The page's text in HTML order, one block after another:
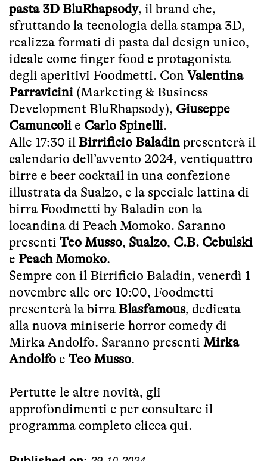
pasta 3D BluRhapsody, il brand che,
sfruttando la tecnologia della stampa 3D,
realizza formati di pasta dal design unico,
ideale come finger food e protagonista
degli aperitivi Foodmetti. Con Valentina
Parravicini (Marketing & Business
Development BluRhapsody), Giuseppe
Camuncoli e Carlo Spinelli.
Alle 17:30 il Birrificio Baladin presenterà il
calendario dell’avvento 2024, ventiquattro
birre e beer cocktail in una confezione
illustrata da Sualzo, e la speciale lattina di
birra Foodmetti by Baladin con la
locandina di Peach Momoko. Saranno
presenti Teo Musso, Sualzo, C.B. Cebulski
e Peach Momoko.
Sempre con il Birrificio Baladin, venerdì 1
novembre alle ore 10:00, Foodmetti
presenterà la birra Blasfamous, dedicata
alla nuova miniserie horror comedy di
Mirka Andolfo. Saranno presenti Mirka
Andolfo e Teo Musso.
Pertutte le altre novità, gli
approfondimenti e per consultare il
programma completo clicca qui.